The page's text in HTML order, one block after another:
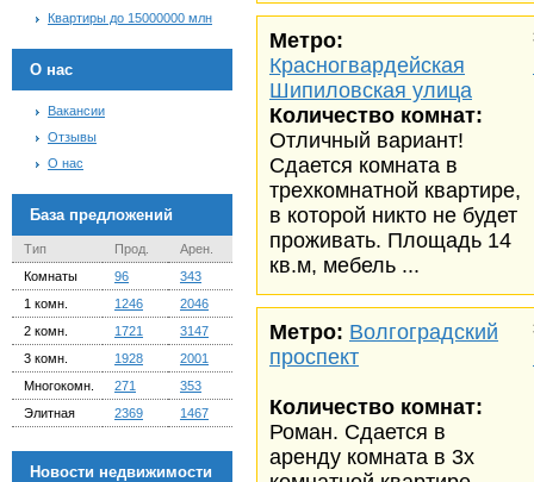
Квартиры до 15000000 млн
О нас
Вакансии
Отзывы
О нас
База предложений
Тип Прод.
Арен.
Комнаты
96
343
1 комн.
1246
2046
2 комн.
1721
3147
3 комн.
1928
2001
Многокомн.
271
353
Элитная
2369 1467
Новости недвижимости
Метро:
Красногвардейская
Шипиловская улица
Количество комнат:
Отличный вариант!
Сдается комната в
трехкомнатной квартире,
в которой никто не будет
проживать. Площадь 14
кв.м, мебель ...
Метро: Волгоградский
проспект
Количество комнат:
Роман. Сдается в
аренду комната в 3х